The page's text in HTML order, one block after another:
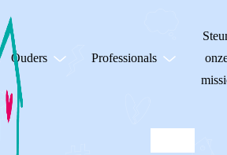
Ouders Professionals